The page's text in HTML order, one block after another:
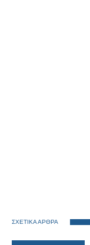
ΣΧΕΤΙΚΑ ΑΡΘΡΑ